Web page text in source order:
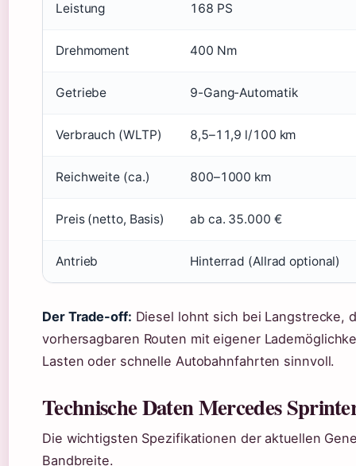
Leistung 168 PS
Drehmoment 400 Nm
Getriebe 9-Gang-Automatik
Verbrauch (WLTP) 8,5–11,9 l/100 km
Reichweite (ca.) 800–1000 km
Preis (netto, Basis) ab ca. 35.000 €
Antrieb Hinterrad (Allrad optional)
Der Trade-off: Diesel lohnt sich bei Langstrecke,
vorhersagbaren Routen mit eigener
Lasten oder schnelle Autobahnfahrten sinnvoll.
Technische Daten Mercedes
Die wichtigsten Spezifikationen der aktuellen
Bandbreite.